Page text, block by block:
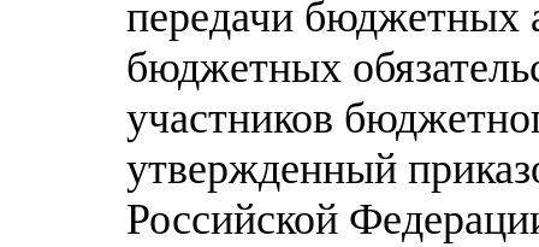
передачи бюджетных
бюджетных
участников
утвержденный
Российской